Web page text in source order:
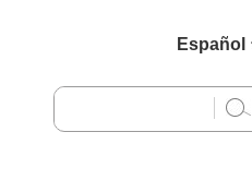
Español
English